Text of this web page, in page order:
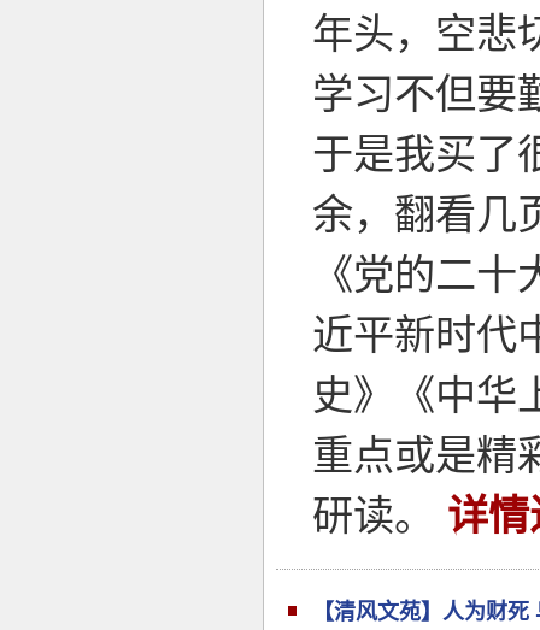
年头，空悲
学习不但要
于是我买了
余，翻看几
《党的二
近平新时代
史》《中华
重点或是精
研读。
详情
【清风文苑】人为财死